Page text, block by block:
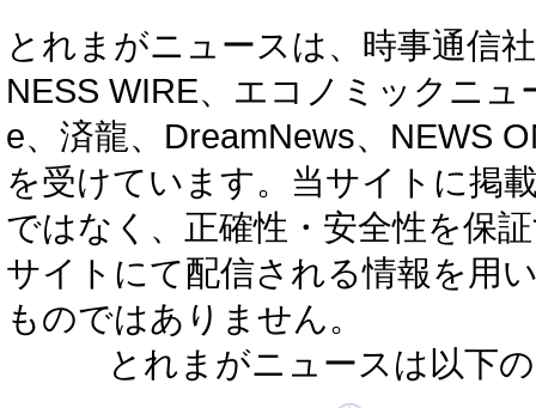
とれまがニュースは、時事通信
NESS WIRE、エコノミックニ
e、済龍、DreamNews、NEWS
を受けています。当サイトに掲
ではなく、正確性・安全性を保
サイトにて配信される情報を用
ものではありません。
とれまがニュースは以下